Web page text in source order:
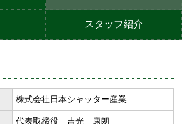
スタッフ紹介
株式会社日本シャッター産業
代表取締役 吉光 康朗